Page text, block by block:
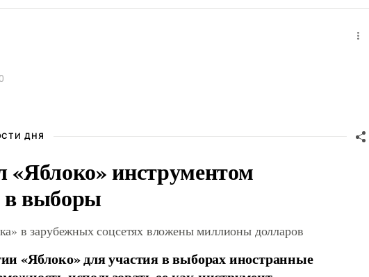
0
ДНЯ
«Яблоко» инструментом
в выборы
в зарубежных соцсетях вложены миллионы долларов
«Яблоко» для участия в выборах иностранные